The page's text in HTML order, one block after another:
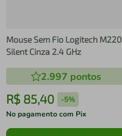
Mouse Sem Fio Logitech M220
Silent Cinza 2.4 GHz
2.997 pontos
R$ 85,40 -5%
No pagamento com Pix